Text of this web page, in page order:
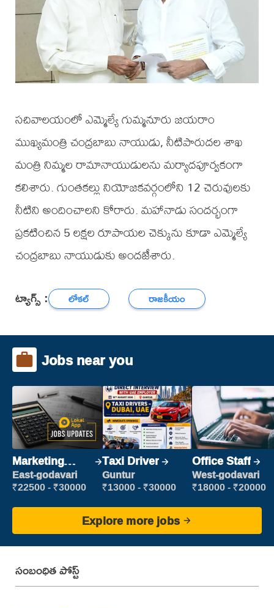
సచివాలయంలో ఎమ్మెల్యే గుమ్మనూరు జయరాం
ముఖ్యమంత్రి చంద్రబాబు నాయుడు, నీటిపారుదల శాఖ
మంత్రి నిమ్మల రామానాయుడులను మర్యాదపూర్వకంగా
కలిశారు. గుంతకల్లు నియోజకవర్గంలోని 12 చెరువులకు
నీటిని అందించాలని కోరారు. మహానాడు సందర్భంగా
ప్రకటించిన 5 లక్షల రూపాయల చెక్కును కూడా ఎమ్మెల్యే
చంద్రబాబు నాయుడుకు అందజేశారు.
ట్యాగ్స్ : లోకల్ రాజకీయం
Jobs near you
Marketing
Executive
East-godavari
₹22500 - ₹30000
Taxi Driver
Guntur
₹13000 - ₹30000
Office Staff
West-godavari
₹18000 - ₹20000
Explore more jobs
సంబంధిత పోస్ట్